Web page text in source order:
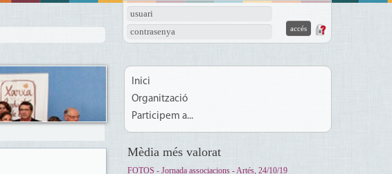
usuari
contrasenya
Inici
Organització
Participem a...
Mèdia més valorat
FOTOS - Jornada associacions - Artés, 24/10/19